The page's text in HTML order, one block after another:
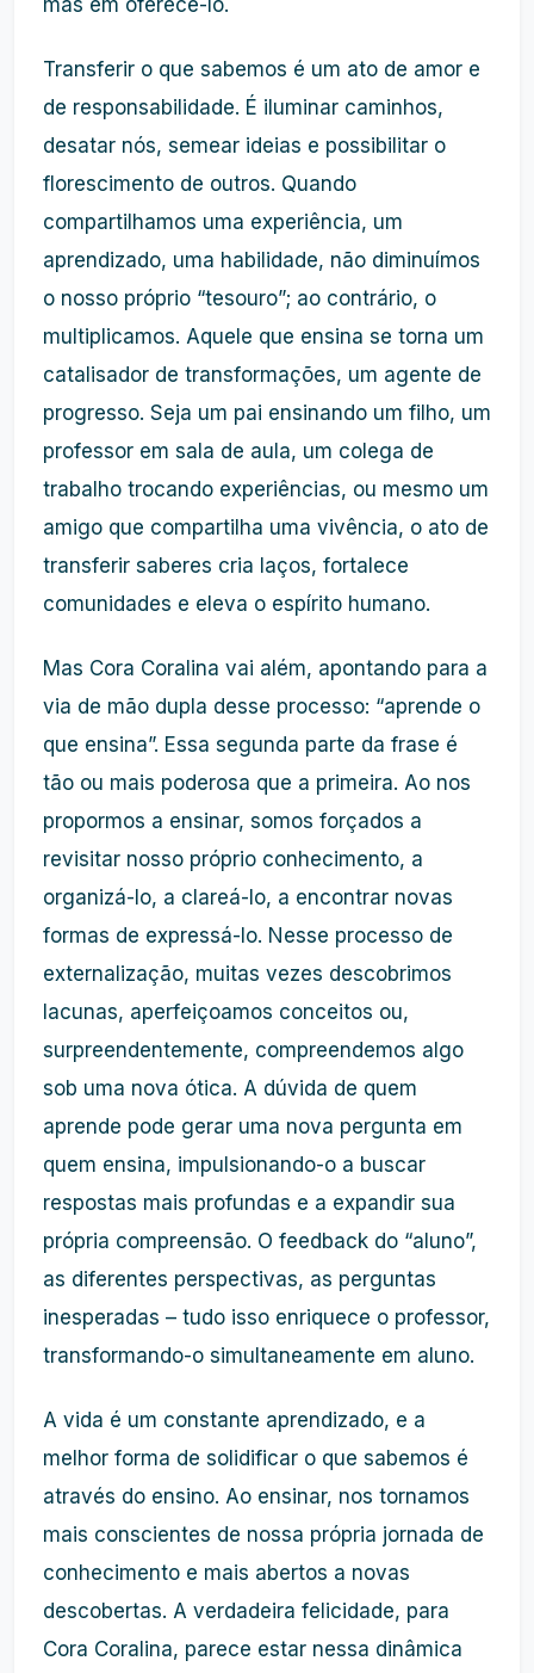
mas em oferecê-lo.
Transferir o que sabemos é um ato de amor e
de responsabilidade. É iluminar caminhos,
desatar nós, semear ideias e possibilitar o
florescimento de outros. Quando
compartilhamos uma experiência, um
aprendizado, uma habilidade, não diminuímos
o nosso próprio “tesouro”; ao contrário, o
multiplicamos. Aquele que ensina se torna um
catalisador de transformações, um agente de
progresso. Seja um pai ensinando um filho, um
professor em sala de aula, um colega de
trabalho trocando experiências, ou mesmo um
amigo que compartilha uma vivência, o ato de
transferir saberes cria laços, fortalece
comunidades e eleva o espírito humano.
Mas Cora Coralina vai além, apontando para a
via de mão dupla desse processo: “aprende o
que ensina”. Essa segunda parte da frase é
tão ou mais poderosa que a primeira. Ao nos
propormos a ensinar, somos forçados a
revisitar nosso próprio conhecimento, a
organizá-lo, a clareá-lo, a encontrar novas
formas de expressá-lo. Nesse processo de
externalização, muitas vezes descobrimos
lacunas, aperfeiçoamos conceitos ou,
surpreendentemente, compreendemos algo
sob uma nova ótica. A dúvida de quem
aprende pode gerar uma nova pergunta em
quem ensina, impulsionando-o a buscar
respostas mais profundas e a expandir sua
própria compreensão. O feedback do “aluno”,
as diferentes perspectivas, as perguntas
inesperadas – tudo isso enriquece o professor,
transformando-o simultaneamente em aluno.
A vida é um constante aprendizado, e a
melhor forma de solidificar o que sabemos é
através do ensino. Ao ensinar, nos tornamos
mais conscientes de nossa própria jornada de
conhecimento e mais abertos a novas
descobertas. A verdadeira felicidade, para
Cora Coralina, parece estar nessa dinâmica